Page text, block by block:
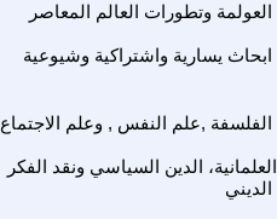
العولمة وتطورات العالم المعاصر
ابحاث يسارية واشتراكية وشيوعية
الفلسفة ,علم النفس , وعلم الاجتماع
العلمانية، الدين السياسي ونقد الفكر
الديني